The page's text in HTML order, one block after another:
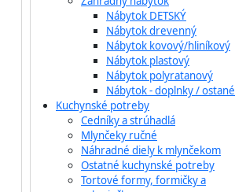
Nábytok DETSKÝ
Nábytok drevenný
Nábytok kovový/hliníkový
Nábytok plastový
Nábytok polyratanový
Nábytok - doplnky / ostané
Kuchynské potreby
Cedníky a strúhadlá
Mlynčeky ručné
Náhradné diely k mlynčekom
Ostatné kuchynské potreby
Tortové formy, formičky a